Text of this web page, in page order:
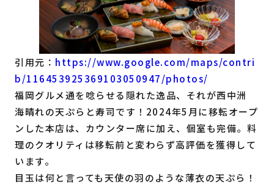
引用元： https://www.google.com/maps/contri
b/116453925369103050947/photos/
福岡グルメ通を唸らせる隠れた逸品、それが西中洲
海晴れの天ぷらと寿司です！2024年5月に移転オープ
ンした本店は、カウンター席に加え、個室も完備。料
理のクオリティは移転前と変わらず高評価を獲得して
います。
目玉は何と言っても天使の羽のような薄衣の天ぷら！